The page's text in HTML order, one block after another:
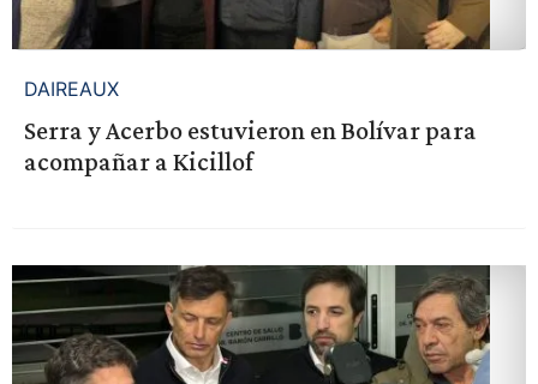
DAIREAUX
Serra y Acerbo estuvieron en Bolívar para
acompañar a Kicillof